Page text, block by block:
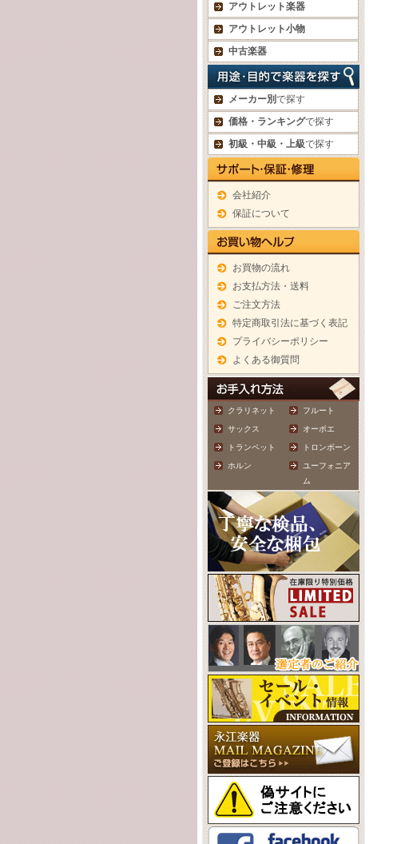
アウトレット楽器
アウトレット小物
中古楽器
メーカー別で探す
価格・ランキングで探す
初級・中級・上級で探す
会社紹介
保証について
お買物の流れ
お支払方法・送料
ご注文方法
特定商取引法に基づく表記
プライバシーポリシー
よくある御質問
クラリネット フルート
サックス オーボエ
トランペット トロンボーン
ホルン
ユーフォニア
ム